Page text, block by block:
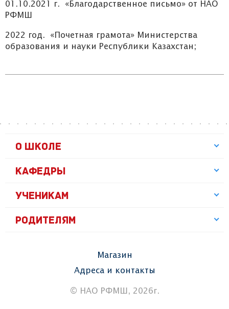
01.10.2021 г. «Благодарственное письмо» от НАО
РФМШ
2022 год. «Почетная грамота» Министерства
образования и науки Республики Казахстан;
О ШКОЛЕ
КАФЕДРЫ
УЧЕНИКАМ
РОДИТЕЛЯМ
Магазин
Адреса и контакты
© НАО РФМШ, 2026г.